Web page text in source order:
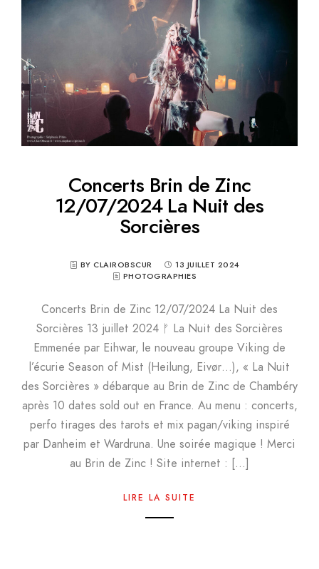
Concerts Brin de Zinc
12/07/2024 La Nuit des
Sorcières
BY CLAIROBSCUR
13 JUILLET 2024
PHOTOGRAPHIES
Concerts Brin de Zinc 12/07/2024 La Nuit des
Sorcières 13 juillet 2024 ᚠ La Nuit des Sorcières
Emmenée par Eihwar, le nouveau groupe Viking de
l’écurie Season of Mist (Heilung, Eivør…), « La Nuit
des Sorcières » débarque au Brin de Zinc de Chambéry
après 10 dates sold out en France. Au menu : concerts,
perfo tirages des tarots et mix pagan/viking inspiré
par Danheim et Wardruna. Une soirée magique ! Merci
au Brin de Zinc ! Site internet : […]
LIRE LA SUITE